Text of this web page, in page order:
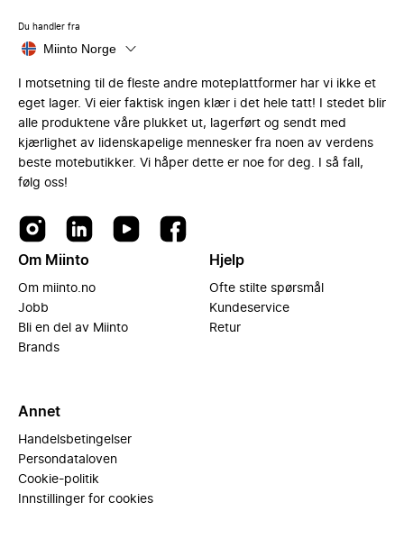
Du handler fra
Miinto Norge
I motsetning til de fleste andre moteplattformer har vi ikke et
eget lager. Vi eier faktisk ingen klær i det hele tatt! I stedet blir
alle produktene våre plukket ut, lagerført og sendt med
kjærlighet av lidenskapelige mennesker fra noen av verdens
beste motebutikker. Vi håper dette er noe for deg. I så fall,
følg oss!
Om Miinto
Om miinto.no
Jobb
Bli en del av Miinto
Brands
Hjelp
Ofte stilte spørsmål
Kundeservice
Retur
Annet
Handelsbetingelser
Persondataloven
Cookie-politik
Innstillinger for cookies